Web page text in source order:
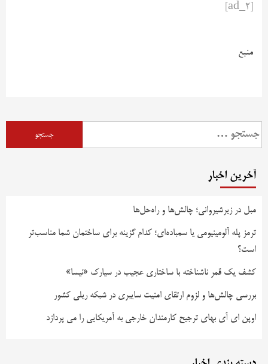
منبع
آخرین اخبار
مبل در زیرشیروانی؛ چالش‌ها و راه‌حل‌ها
ترمز پله آلومینیومی یا سمباده‌ای؛ کدام گزینه برای ساختمان شما مناسب‌تر
است؟
کشف یک قمر ناشناخته با ساختاری عجیب در سیارک «نیسا»
بررسی چالش‌ها و لزوم ارتقای امنیت سایبری در شبکه ریلی کشور
اوپن ای آی بهای ترجیح کارمندان خارجی به آمریکایی را می پردازد